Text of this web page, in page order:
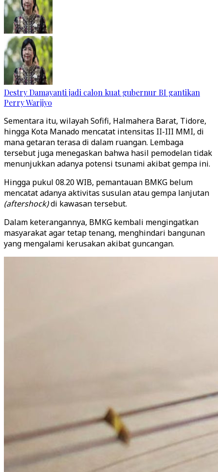
Destry Damayanti jadi calon kuat gubernur BI gantikan
Perry Warjiyo
Sementara itu, wilayah Sofifi, Halmahera Barat, Tidore,
hingga Kota Manado mencatat intensitas II-III MMI, di
mana getaran terasa di dalam ruangan. Lembaga
tersebut juga menegaskan bahwa hasil pemodelan tidak
menunjukkan adanya potensi tsunami akibat gempa ini.
Hingga pukul 08.20 WIB, pemantauan BMKG belum
mencatat adanya aktivitas susulan atau gempa lanjutan
(aftershock)di kawasan tersebut.
Dalam keterangannya, BMKG kembali mengingatkan
masyarakat agar tetap tenang, menghindari bangunan
yang mengalami kerusakan akibat guncangan.